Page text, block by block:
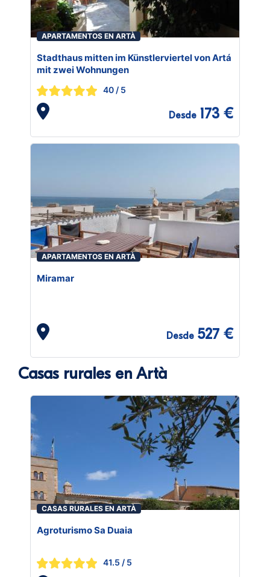
APARTAMENTOS EN ARTÀ
Stadthaus mitten im Künstlerviertel von Artá
mit zwei Wohnungen
40 / 5
Desde 173 €
APARTAMENTOS EN ARTÀ
Miramar
Desde 527 €
Casas rurales en Artà
CASAS RURALES EN ARTÀ
Agroturismo Sa Duaia
41.5 / 5